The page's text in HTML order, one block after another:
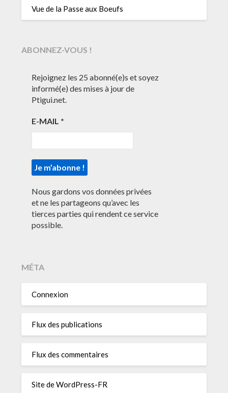
Vue de la Passe aux Boeufs
ABONNEZ-VOUS !
Rejoignez les 25 abonné(e)s et soyez
informé(e) des mises à jour de
Ptigui.net.
E-MAIL *
Nous gardons vos données privées
et ne les partageons qu’avec les
tierces parties qui rendent ce service
possible.
MÉTA
Connexion
Flux des publications
Flux des commentaires
Site de WordPress-FR